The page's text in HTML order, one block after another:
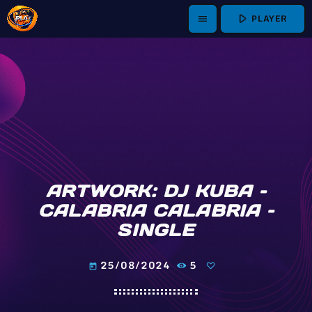
menu play_arrow PLAYER
ARTWORK: DJ KUBA –
CALABRIA CALABRIA –
SINGLE
today 25/08/2024 5